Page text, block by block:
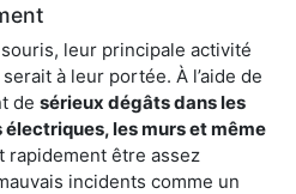
leur principale activité
à leur portée. À l’aide de
de sérieux dégâts dans les
électriques, les murs et même
rapidement être assez
incidents comme un